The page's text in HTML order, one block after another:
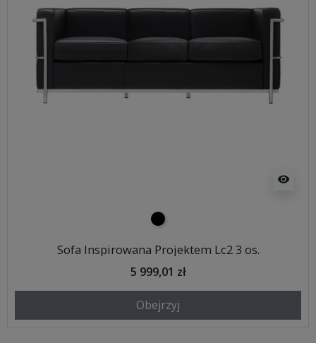
visibility
czarny
Sofa Inspirowana Projektem Lc2 3 os.
5 999,01 zł
Obejrzyj